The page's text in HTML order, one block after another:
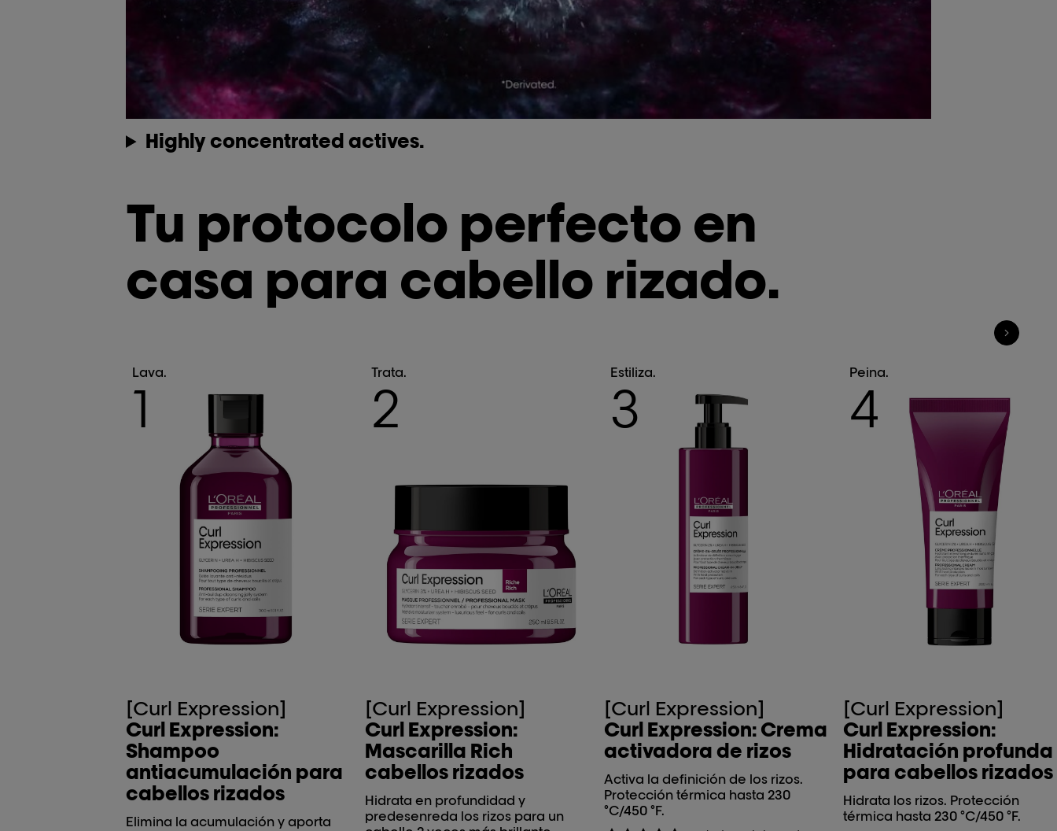
Highly concentrated actives.
Tu protocolo perfecto en
casa para cabello rizado.
Lava.
1
[Curl Expression]
Curl Expression:
Shampoo
antiacumulación para
cabellos rizados
Elimina la acumulación y aporta
Trata.
2
[Curl Expression]
Curl Expression:
Mascarilla Rich
cabellos rizados
Hidrata en profundidad y
predesenreda los rizos para un
Estiliza.
3
[Curl Expression]
Curl Expression: Crema
activadora de rizos
Activa la definición de los rizos.
Protección térmica hasta 230
°C/450 °F.
Peina.
4
[Curl Expression]
Curl Expression:
Hidratación profunda
para cabellos rizados
Hidrata los rizos. Protección
térmica hasta 230 °C/450 °F.